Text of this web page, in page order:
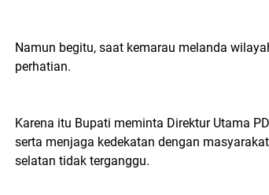
Namun begitu, saat kemarau melanda
perhatian.
Karena itu Bupati meminta Direktur Utama
serta menjaga kedekatan dengan
selatan tidak terganggu.